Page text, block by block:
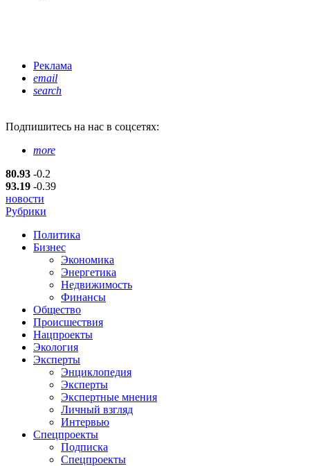
Реклама
email
search
Подпишитесь на нас в соцсетях:
more
80.93 -0.2
93.19 -0.39
новости
Рубрики
Политика
Бизнес
Экономика
Энергетика
Недвижимость
Финансы
Общество
Происшествия
Нацпроекты
Экология
Эксперты
Энциклопедия
Эксперты
Экспертные мнения
Личный взгляд
Интервью
Спецпроекты
Подписка
Спецпроекты